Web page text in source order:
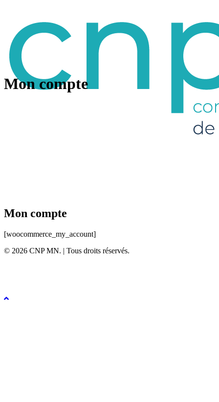
Mon compte
Mon compte
[woocommerce_my_account]
© 2026 CNP MN. | Tous droits réservés.